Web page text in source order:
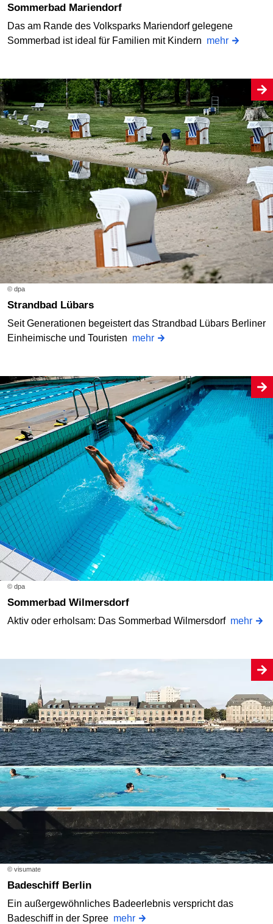
Sommerbad Mariendorf
Das am Rande des Volksparks Mariendorf gelegene
Sommerbad ist ideal für Familien mit Kindern mehr
© dpa
Strandbad Lübars
Seit Generationen begeistert das Strandbad Lübars Berliner
Einheimische und Touristen mehr
© dpa
Sommerbad Wilmersdorf
Aktiv oder erholsam: Das Sommerbad Wilmersdorf mehr
© visumate
Badeschiff Berlin
Ein außergewöhnliches Badeerlebnis verspricht das
Badeschiff in der Spree mehr